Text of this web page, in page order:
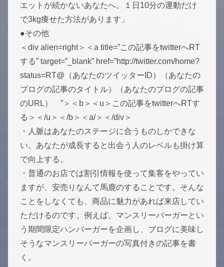
エットが続かないあなたへ。１日10分の運動だけ
で3kg痩せた方法があります」
●その他
＜div alien=right＞＜a title=”この記事をtwitterへRT
する” target=”_blank” href=”http://twitter.com/home?
status=RT@（あなたのツイッターID）（あなたの
ブログの記事のタイトル）（あなたのブログの記事
のURL） ”＞＜b＞＜u＞この記事をtwitterへRTす
る＞＜/u＞＜/b＞＜a/＞＜/div＞
・人脈はあなたのステージに合うものしかできな
い。あなたが成長すると出会う人のレベルも掛け算
で向上する。
・普通のお店では割引情報を使って集客をやってい
ますが、安売りなんて馬鹿のすることです。そんな
ことをしなくても、商品に魅力があれば来店してい
ただけるのです。例えば、マンスリーバーガーとい
う期間限定ハンバーガーを企画し、ブログに美味し
そうなマンスリーバーガーの写真付きの記事を書
く。